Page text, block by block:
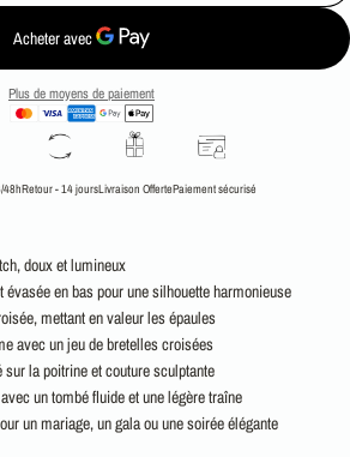
Plus de moyens de paiement
48hRetour - 14 joursLivraison OffertePaiement sécurisé
doux et lumineux
évasée en bas pour une silhouette harmonieuse
mettant en valeur les épaules
avec un jeu de bretelles croisées
sur la poitrine et couture sculptante
un tombé fluide et une légère traîne
un mariage, un gala ou une soirée élégante